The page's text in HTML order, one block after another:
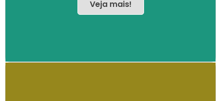
Veja mais!